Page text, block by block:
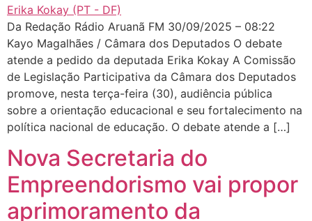
Da Redação Rádio Aruanã FM 30/09/2025 – 08:22
Kayo Magalhães / Câmara dos Deputados O debate
atende a pedido da deputada Erika Kokay A Comissão
de Legislação Participativa da Câmara dos Deputados
promove, nesta terça-feira (30), audiência pública
sobre a orientação educacional e seu fortalecimento na
política nacional de educação. O debate atende a […]
Nova Secretaria do
Empreendorismo vai propor
aprimoramento da